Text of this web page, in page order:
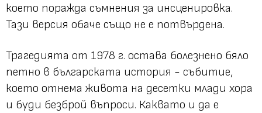
което поражда съмнения за инсценировка.
Тази версия обаче също не е потвърдена.
Трагедията от 1978 г. остава болезнено бяло
петно в българската история - събитие,
което отнема живота на десетки млади хора
и буди безброй въпроси. Каквато и да е